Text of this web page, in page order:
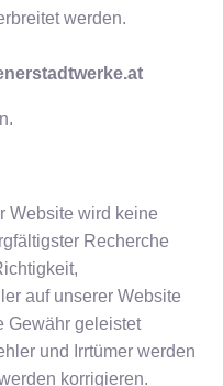
werden.
Website wird keine
Recherche
auf unserer Website
Gewähr geleistet
und Irrtümer werden
korrigieren.